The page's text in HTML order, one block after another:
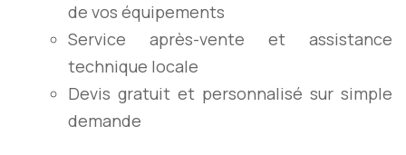
de vos équipements
Service après-vente et assistance
technique locale
Devis gratuit et personnalisé sur simple
demande